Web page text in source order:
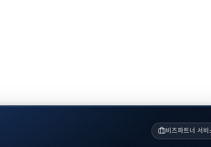
비즈파트너 서비